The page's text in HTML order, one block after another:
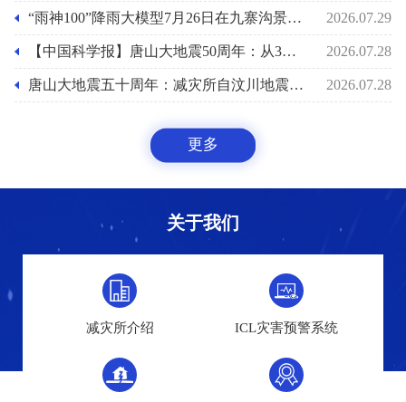
“雨神100”降雨大模型7月26日在九寨沟景区泥石流前2小时预报其最大小时雨强29mm/小时 2026.07.29
【中国科学报】唐山大地震50周年：从3小时速报到61秒预警 2026.07.28
唐山大地震五十周年：减灾所自汶川地震后十八年助力国家预警能力之路 2026.07.28
更多
关于我们
减灾所介绍 ICL灾害预警系统